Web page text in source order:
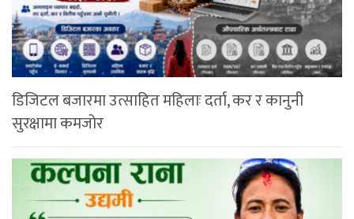
डिजिटल बजारमा उत्साहित महिलाः दर्ता, कर र कानुनी
सुरक्षामा कमजोर